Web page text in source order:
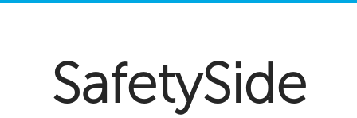
SafetySide